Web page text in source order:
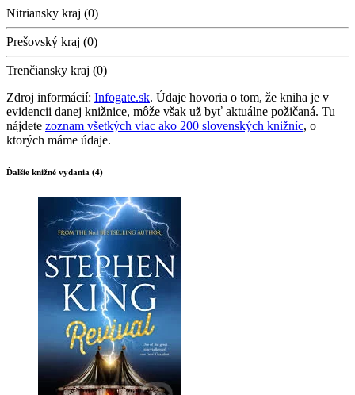
Nitriansky kraj (0)
Prešovský kraj (0)
Trenčiansky kraj (0)
Zdroj informácií: Infogate.sk. Údaje hovoria o tom, že kniha je v
evidencii danej knižnice, môže však už byť aktuálne požičaná. Tu
nájdete zoznam všetkých viac ako 200 slovenských knižníc, o
ktorých máme údaje.
Ďalšie knižné vydania (4)